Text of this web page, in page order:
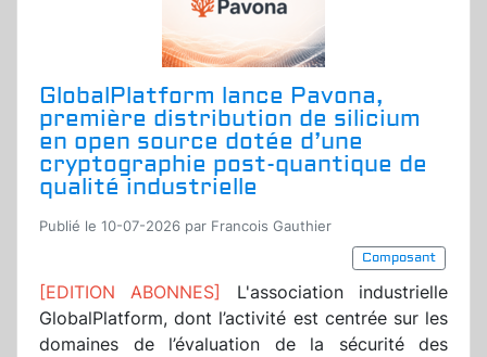
GlobalPlatform lance Pavona,
première distribution de silicium
en open source dotée d’une
cryptographie post-quantique de
qualité industrielle
Publié le 10-07-2026 par Francois Gauthier
Composant
[EDITION ABONNES]
L'association industrielle
GlobalPlatform, dont l’activité est centrée sur les
domaines de l’évaluation de la sécurité des